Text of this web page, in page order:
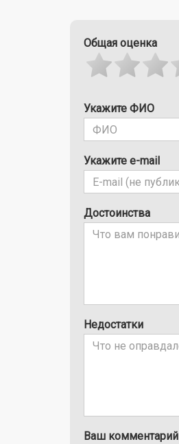
Общая оценка
Укажите ФИО
Укажите e-mail
Достоинства
Недостатки
Ваш комментарий